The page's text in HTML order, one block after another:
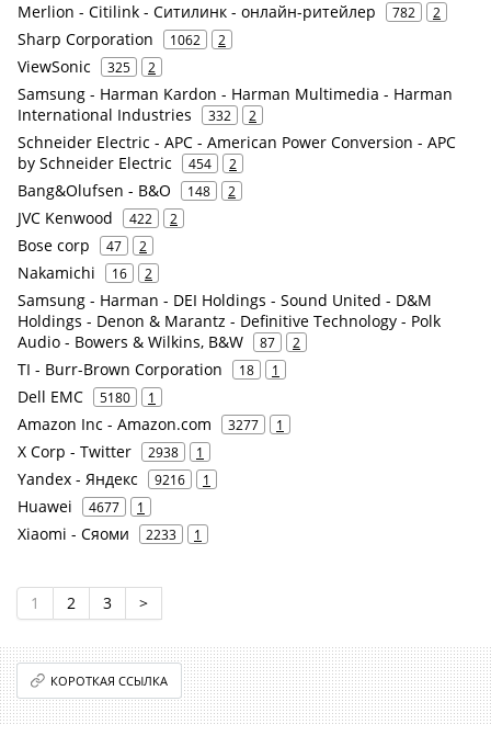
Merlion - Citilink - Ситилинк - онлайн-ритейлер 782 2
Sharp Corporation 1062 2
ViewSonic 325 2
Samsung - Harman Kardon - Harman Multimedia - Harman
International Industries
332 2
Schneider Electric - APC - American Power Conversion - APC
by Schneider Electric
454 2
Bang&Olufsen - B&O 148 2
JVC Kenwood 422 2
Bose corp 47 2
Nakamichi 16 2
Samsung - Harman - DEI Holdings - Sound United - D&M
Holdings - Denon & Marantz - Definitive Technology - Polk
Audio - Bowers & Wilkins, B&W
87 2
TI - Burr-Brown Corporation 18 1
Dell EMC 5180 1
Amazon Inc - Amazon.com 3277 1
X Corp - Twitter 2938 1
Yandex - Яндекс 9216 1
Huawei 4677 1
Xiaomi - Сяоми 2233 1
1 2 3 >
КОРОТКАЯ ССЫЛКА